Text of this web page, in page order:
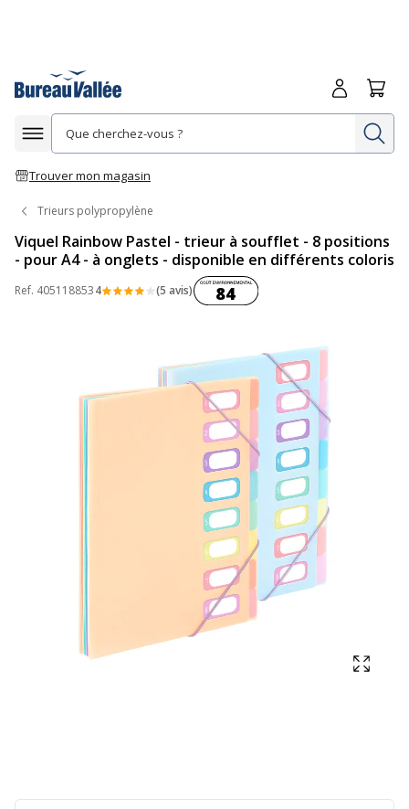
Afficher la navigation
Trouver mon magasin
Me
Trieurs polypropylène
Viquel Rainbow Pastel - trieur à soufflet - 8 positions
- pour A4 - à onglets - disponible en différents coloris
Ref. 4051188534 (5 avis)Coût environnemental :
84